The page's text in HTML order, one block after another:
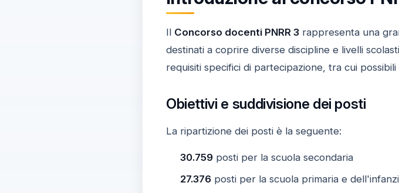
Il Concorso docenti PNRR 3rappresenta una
destinati a coprire diverse discipline e livelli
requisiti specifici di partecipazione, tra cui
Obiettivi e suddivisione dei posti
La ripartizione dei posti è la seguente:
30.759posti per la scuola secondaria
27.376posti per la scuola primaria e